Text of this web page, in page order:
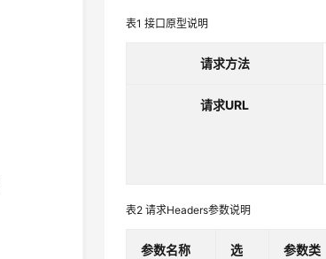
表1接口原型说明
请求方法
请求URL
表2请求Headers参数说明
参数名称
选
参数类